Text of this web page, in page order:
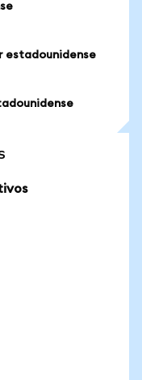
estadounidense